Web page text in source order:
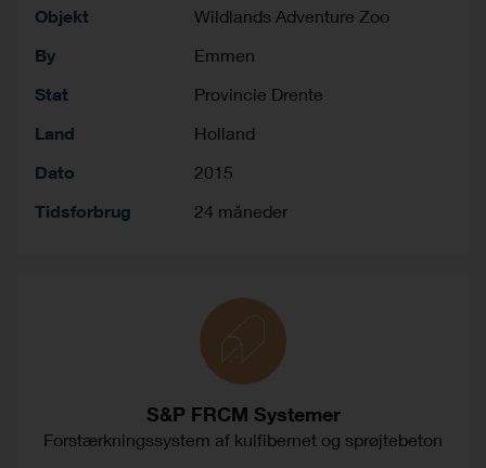
Objekt
Wildlands Adventure Zoo
By
Emmen
Stat
Provincie Drente
Land
Holland
Dato
2015
Tidsforbrug
24 måneder
S&P FRCM Systemer
Forstærkningssystem af kulfibernet og sprøjtebeton